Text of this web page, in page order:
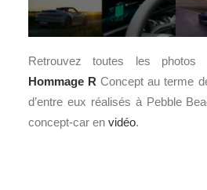
Retrouvez toutes les
Hommage R Concept au terme
d’entre eux réalisés à Pebble
concept-car en vidéo.